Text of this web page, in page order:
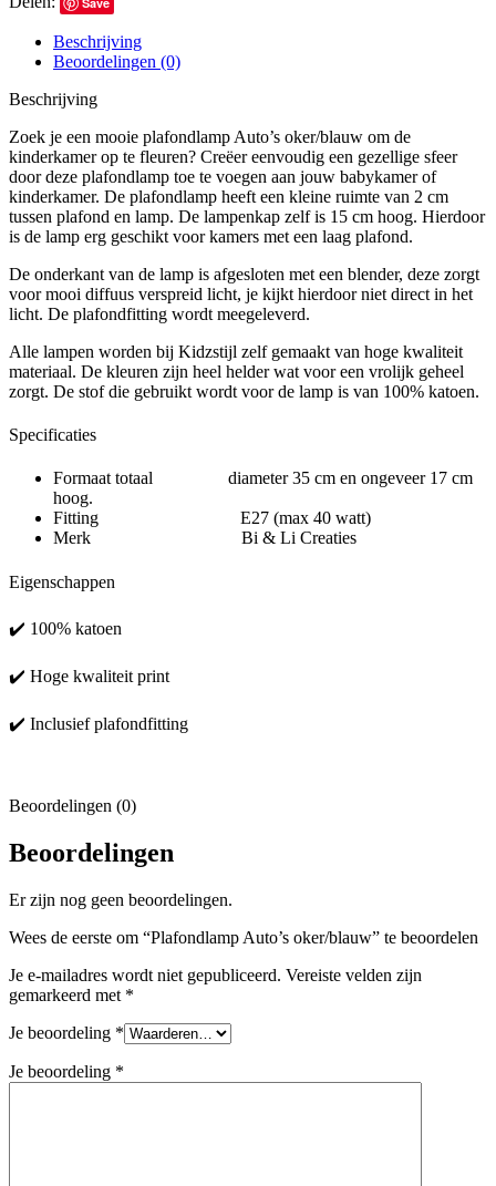
Beschrijving
Beoordelingen (0)
Beschrijving
Zoek je een mooie plafondlamp Auto’s oker/blauw om de
kinderkamer op te fleuren? Creëer eenvoudig een gezellige sfeer
door deze plafondlamp toe te voegen aan jouw babykamer of
kinderkamer. De plafondlamp heeft een kleine ruimte van 2 cm
tussen plafond en lamp. De lampenkap zelf is 15 cm hoog. Hierdoor
is de lamp erg geschikt voor kamers met een laag plafond.
De onderkant van de lamp is afgesloten met een blender, deze zorgt
voor mooi diffuus verspreid licht, je kijkt hierdoor niet direct in het
licht. De plafondfitting wordt meegeleverd.
Alle lampen worden bij Kidzstijl zelf gemaakt van hoge kwaliteit
materiaal. De kleuren zijn heel helder wat voor een vrolijk geheel
zorgt. De stof die gebruikt wordt voor de lamp is van 100% katoen.
Specificaties
Formaat totaal diameter 35 cm en ongeveer 17 cm
hoog.
Fitting E27 (max 40 watt)
Merk Bi & Li Creaties
Eigenschappen
✔️ 100% katoen
✔️ Hoge kwaliteit print
✔️ Inclusief plafondfitting
Beoordelingen (0)
Beoordelingen
Er zijn nog geen beoordelingen.
Wees de eerste om “Plafondlamp Auto’s oker/blauw” te beoordelen
Je e-mailadres wordt niet gepubliceerd. Vereiste velden zijn
gemarkeerd met *
Je beoordeling *
Je beoordeling *